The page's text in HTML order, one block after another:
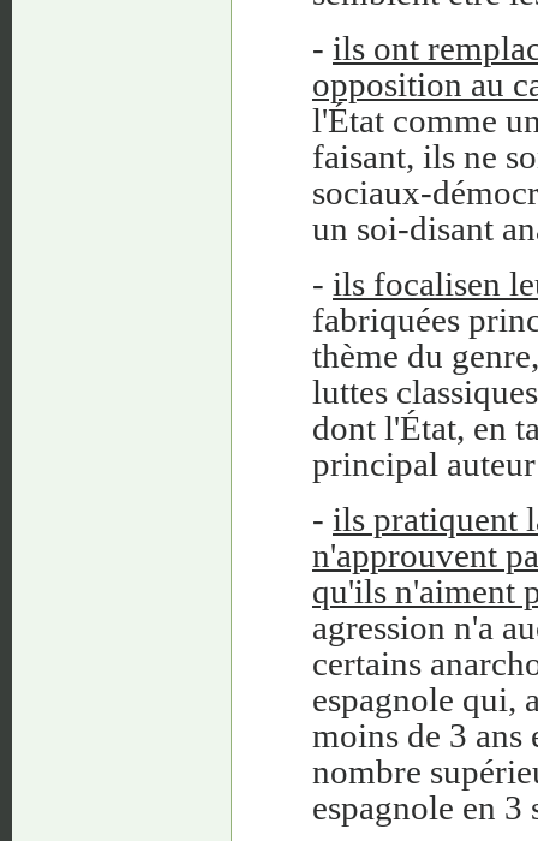
- ils ont
opposition au
l'État comme
faisant, ils ne
sociaux-
un soi-disant
- ils focalisen
fabriquées
thème du
luttes
dont l'État, en
principal
- ils pratiquent
n'approuvent
qu'ils n'aiment
agression n'a
certains
espagnole qui,
moins de 3 ans
nombre
espagnole en 3